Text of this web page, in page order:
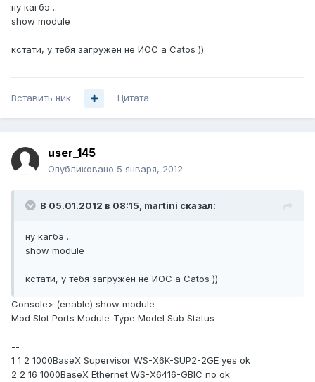
ну кагбэ ..
show module
кстати, у тебя загружен не ИОС а Catos ))
Вставить ник Цитата
user_145
Опубликовано 5 января, 2012
В 05.01.2012 в 08:15, martini сказал:
ну кагбэ ..
show module
кстати, у тебя загружен не ИОС а Catos ))
Console> (enable) show module
Mod Slot Ports Module-Type Model Sub Status
--- ---- ----- ------------------------- ------------------- --- ------
--
1 1 2 1000BaseX Supervisor WS-X6K-SUP2-2GE yes ok
2 2 16 1000BaseX Ethernet WS-X6416-GBIC no ok